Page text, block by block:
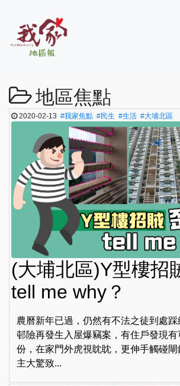
地區焦點
2020-02-13#我家焦點 #民生 #生活 #大埔北區
(大埔北區)Y型樓招
tell me why？
農曆新年已過，仍然有不法之徒到處
邨險再發生入屋爆竊案，有住戶發現
份，在家門外虎視眈眈，更伸手觸碰
主大驚致...